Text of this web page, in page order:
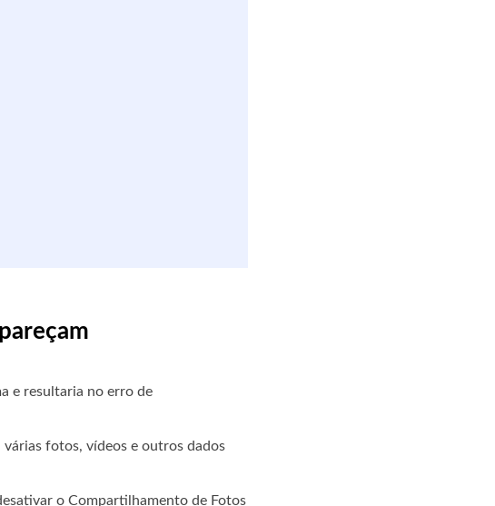
e resultaria no erro de
várias fotos, vídeos e outros dados
o Compartilhamento de Fotos